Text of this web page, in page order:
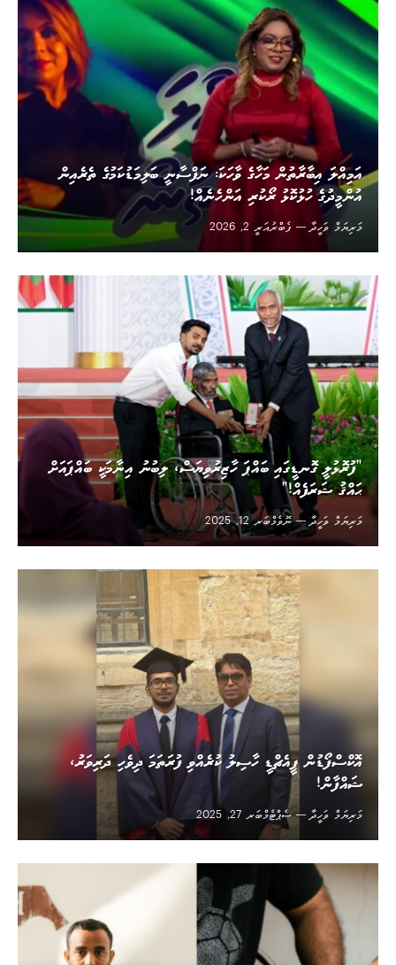
އަމިއްލަ އިބާރާތުން މަހާގެ ވާހަކަ: ނަފްސާނީ ބަލިމަޑުކަމުގެ ތެރެއިން
އުންމީދުގެ ހުޅުކޮޅު ރޯކުރި އަންހެނެއް!
މަރިޔަމް ވަހީދާ
ފެބްރުއަރީ 2, 2026
”ފުރޮޅުލީ ގޮނޑީގައި ބައްޕަ ހާޒިރުވިޔަސް، ލިބުނު އިނާމަކީ ބައްޕައަށް
ޙައްޤު ޝަރަފެއް!“
މަރިޔަމް ވަހީދާ
ނޮވެމްބަރ 12, 2025
އޮކްސްފޯޑުން ޕީއެޗްޑީ ހާސިލު ކުރެއްވި ފުރަތަމަ ދިވެހި ދަރިވަރު،
ޝައްފާން!
މަރިޔަމް ވަހީދާ
ސެޕްޓެމްބަރ 27, 2025